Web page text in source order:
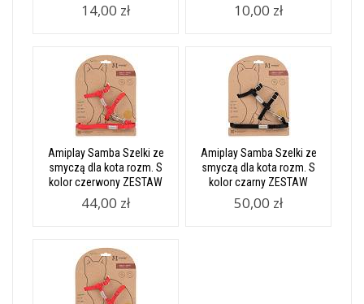
14,00 zł 10,00 zł
Amiplay Samba Szelki ze
smyczą dla kota rozm. S
kolor czerwony ZESTAW
44,00 zł
Amiplay Samba Szelki ze
smyczą dla kota rozm. S
kolor czarny ZESTAW
50,00 zł